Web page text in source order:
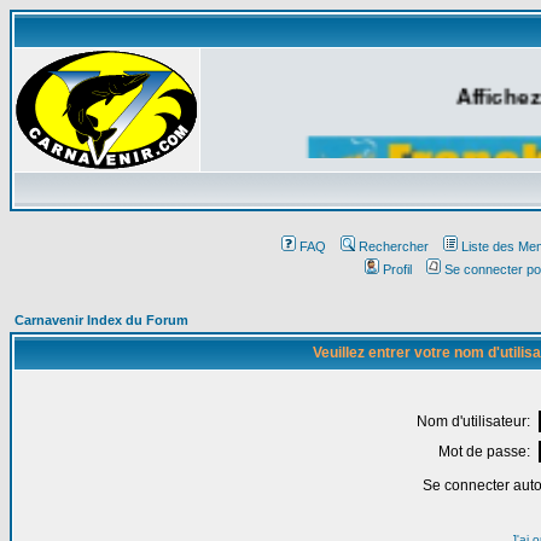
FAQ Rechercher
Liste des
Profil
Se connecter
Carnavenir Index du Forum
Veuillez entrer votre nom
Nom d'utilisateur:
Mot de passe:
Se connecter